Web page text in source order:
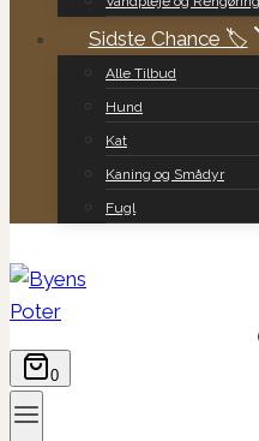
Sidste Chance 🏷️
Alle Tilbud
Hund
Kat
Kaning og Smådyr
Fugl
0